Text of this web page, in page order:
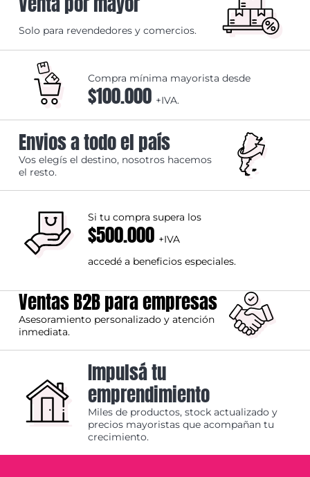
Solo para revendedores y comercios.
Compra mínima mayorista desde
$100.000 +IVA.
Envios a todo el país
Vos elegís el destino, nosotros hacemos
el resto.
Si tu compra supera los
$500.000 +IVA
accedé a beneficios especiales.
Ventas B2B para empresas
Asesoramiento personalizado y atención
inmediata.
Impulsá tu
emprendimiento
Miles de productos, stock actualizado y
precios mayoristas que acompañan tu
crecimiento.